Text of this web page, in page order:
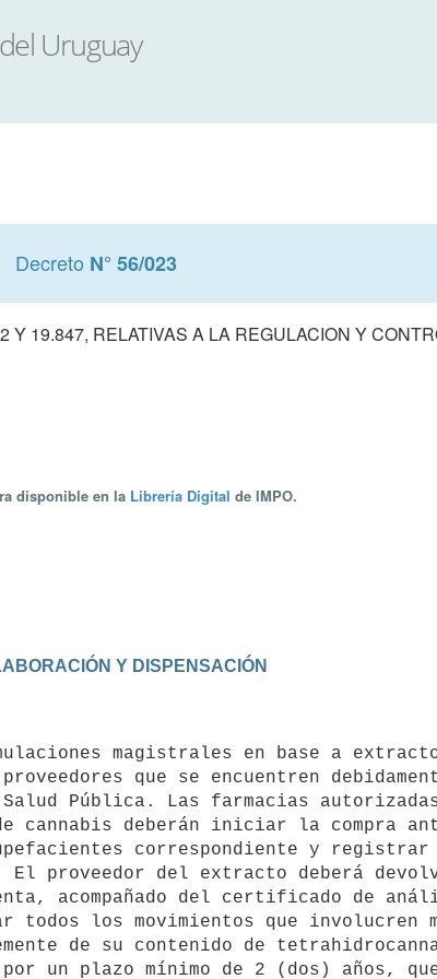
Decreto N° 56/023
Y 19.847, RELATIVAS A LA REGULACION Y
disponible en la Librería Digital de IMPO.
Y DISPENSACIÓN
que se encuentren
Salud Pública. Las farmacias
cannabis deberán iniciar la compra
correspondiente y
El proveedor del extracto deberá
acompañado del certificado de
todos los movimientos que involucren
de su contenido de
un plazo mínimo de 2 (dos) años,